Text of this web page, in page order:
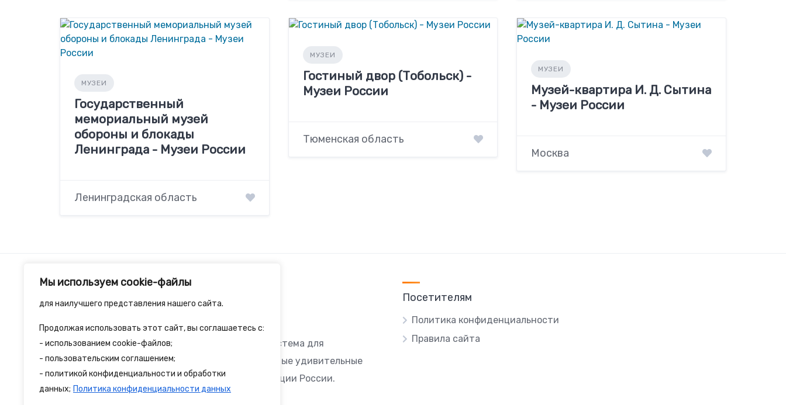
Мы используем cookie-файлы
для наилучшего представления нашего сайта.
Продолжая использовать этот сайт, вы соглашаетесь с:
- использованием cookie-файлов;
- пользовательским соглашением;
- политикой конфиденциальности и обработки
данных; Политика конфиденциальности данных
МУЗЕИ
Государственный
мемориальный музей
обороны и блокады
Ленинграда - Музеи России
Ленинградская область
МУЗЕИ
Гостиный двор (Тобольск) -
Музеи России
Тюменская область
МУЗЕИ
Музей-квартира И. Д. Сытина
- Музеи России
Москва
2spalnika.ru — это удобная информационная система для
путешественников и туристов где собраны самые удивительные
достопримечательности и туристические локации России.
Посетителям
Политика конфиденциальности
Правила сайта